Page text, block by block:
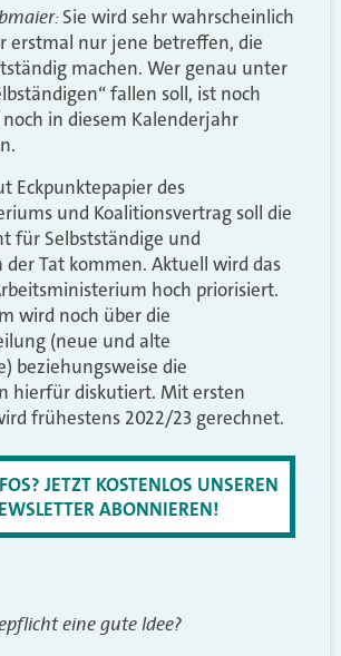
Sie wird sehr wahrscheinlich
erstmal nur jene betreffen, die
machen. Wer genau unter
fallen soll, ist noch
in diesem Kalenderjahr
Eckpunktepapier des
und Koalitionsvertrag soll die
für Selbstständige und
der Tat kommen. Aktuell wird das
hoch priorisiert.
wird noch über die
(neue und alte
beziehungsweise die
hierfür diskutiert. Mit ersten
frühestens 2022/23 gerechnet.
JETZT KOSTENLOS UNSEREN
ABONNIEREN!
eine gute Idee?